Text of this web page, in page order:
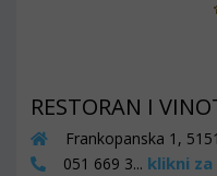
RESTORAN I
Frankopanska 1,
051 669 3... klikni